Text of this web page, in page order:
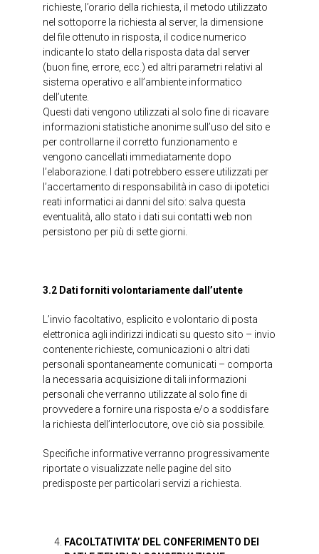
richieste, l’orario della richiesta, il metodo utilizzato
nel sottoporre la richiesta al server, la dimensione
del file ottenuto in risposta, il codice numerico
indicante lo stato della risposta data dal server
(buon fine, errore, ecc.) ed altri parametri relativi al
sistema operativo e all’ambiente informatico
dell’utente.
Questi dati vengono utilizzati al solo fine di ricavare
informazioni statistiche anonime sull’uso del sito e
per controllarne il corretto funzionamento e
vengono cancellati immediatamente dopo
l’elaborazione. I dati potrebbero essere utilizzati per
l’accertamento di responsabilità in caso di ipotetici
reati informatici ai danni del sito: salva questa
eventualità, allo stato i dati sui contatti web non
persistono per più di sette giorni.
3.2 Dati forniti volontariamente dall’utente
L’invio facoltativo, esplicito e volontario di posta
elettronica agli indirizzi indicati su questo sito – invio
contenente richieste, comunicazioni o altri dati
personali spontaneamente comunicati – comporta
la necessaria acquisizione di tali informazioni
personali che verranno utilizzate al solo fine di
provvedere a fornire una risposta e/o a soddisfare
la richiesta dell’interlocutore, ove ciò sia possibile.
Specifiche informative verranno progressivamente
riportate o visualizzate nelle pagine del sito
predisposte per particolari servizi a richiesta.
FACOLTATIVITA’ DEL CONFERIMENTO DEI